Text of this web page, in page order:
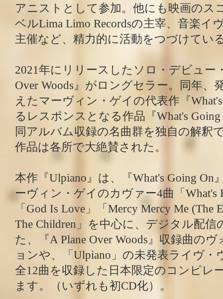
アニストとして参加。他にも映画のス
ベルLima Limo Recordsの主宰、音楽イ
主催など、精力的に活動をつづけてい
2021年にリリースしたソロ・デビュー
Over Woods』がロングセラー。同年、
えたマーヴィン・ゲイの代表作『
るレスポンスとなる作品『What's
同アルバム収録の名曲群を独自の解釈
作品は各所で大絶賛された。
本作『Ulpiano』は、『What's Going On
ーヴィン・ゲイのカヴァー4曲「What's
「God Is Love」「Mercy Mercy Me (The
The Children」を中心に、デジタル配
た、『A Plane Over Woods』収録曲の
ョンや、「Ulpiano」の未発表ライヴ
全12曲を収録した日本限定のコンピレ
ます。（いずれも初CD化）。